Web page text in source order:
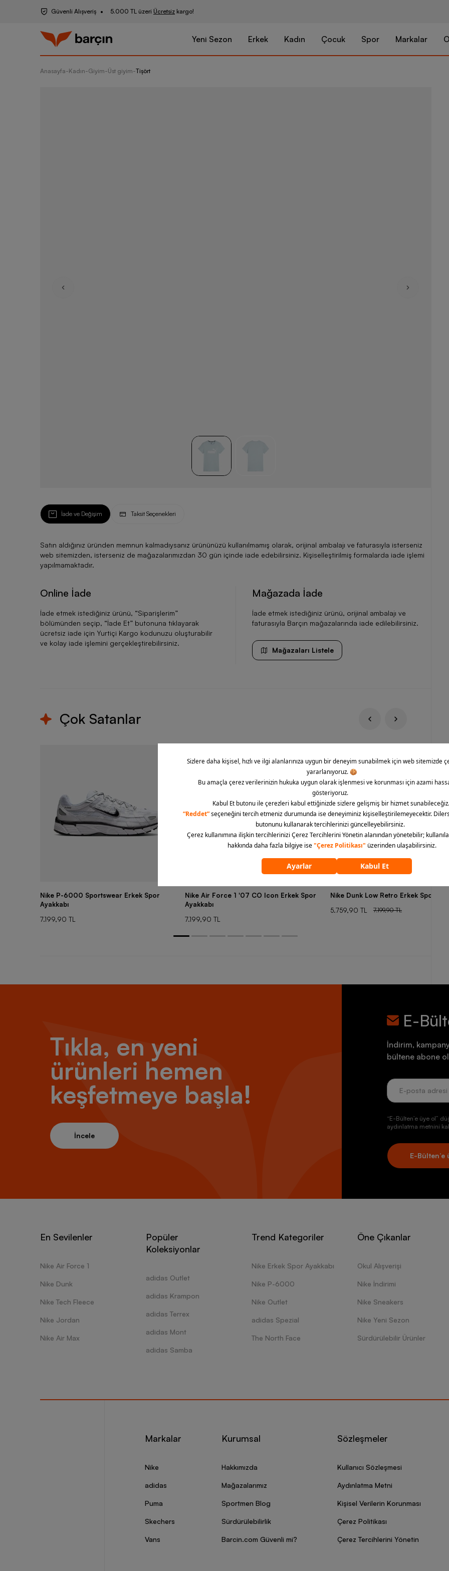
Güvenli Alışveriş 5.000 TL üzeri Ücretsiz kargo!
Yeni Sezon Erkek Kadın Çocuk Spor Markalar
Anasayfa-Kadın-Giyim-Üst giyim-Tişört
Puma
İade ve Değişim Taksit Seçenekleri
Satın aldığınız üründen memnun kalmadıysanız ürününüzü kullanılmamış olarak, orijinal ambalajı ve faturasıyla isterseniz
web sitemizden, isterseniz de mağazalarımızdan 30 gün içinde iade edebilirsiniz. Kişiselleştirilmiş formalarda iade işlemi
yapılmamaktadır.
Online İade
İade etmek istediğiniz ürünü, “Siparişlerim”
bölümünden seçip, “İade Et” butonuna tıklayarak
ücretsiz iade için Yurtiçi Kargo kodunuzu oluşturabilir
ve kolay iade işlemini gerçekleştirebilirsiniz.
Mağazada İade
İade etmek istediğiniz ürünü, orijinal ambalajı ve
faturasıyla Barçın mağazalarında iade edilebilirsiniz.
Mağazaları Listele
Çok Satanlar
Nike P-6000 Sportswear Erkek Spor
Ayakkabı
7.199,90 TL
Nike Air Force 1 '07 CO Icon Erkek Spor
Ayakkabı
7.199,90 TL
Nike Dunk Low Retro Erkek Spor
5.759,90 TL
7.199,90 TL
Tıkla, en yeni
ürünleri hemen
keşfetmeye başla!
İncele
E-
İndirim,
bültene abone
“E-Bülten’e üye ol”
aydınlatma metnini
E-Bülten’e
En Sevilenler
Nike Air Force 1
Nike Dunk
Nike Tech Fleece
Nike Jordan
Nike Air Max
Popüler
Koleksiyonlar
adidas Outlet
adidas Krampon
adidas Terrex
adidas Mont
adidas Samba
Trend Kategoriler
Nike Erkek Spor Ayakkabı
Nike P-6000
Nike Outlet
adidas Spezial
The North Face
Öne Çıkanlar
Okul Alışverişi
Nike İndirimi
Nike Sneakers
Nike Yeni Sezon
Sürdürülebilir Ürünler
Markalar
Nike
adidas
Puma
Skechers
Vans
Kurumsal
Hakkımızda
Mağazalarımız
Sportmen Blog
Sürdürülebilirlik
Barcin.com Güvenli mi?
Sözleşmeler
Kullanıcı Sözleşmesi
Aydınlatma Metni
Kişisel Verilerin Korunması
Çerez Politikası
Çerez Tercihlerini Yönetin